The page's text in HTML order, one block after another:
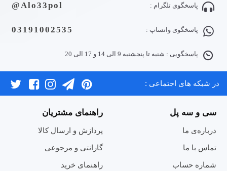
پاسخگوی تلگرام : Alo33pol@
پاسخگوی واتساپ : 03191002535
پاسخگویی : شنبه تا پنجشنبه 9 الی 14 و 17 الی 20
در شبکه های اجتماعی :
سی و سه پل
درباره‌ی ما
تماس با ما
شماره حساب
راهنمای مشتریان
پردازش و ارسال کالا
گارانتی و مرجوعی
راهنمای خرید